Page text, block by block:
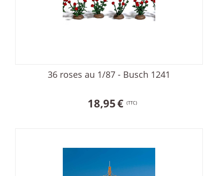
36 roses au 1/87 - Busch 1241
18,95€ (TTC)